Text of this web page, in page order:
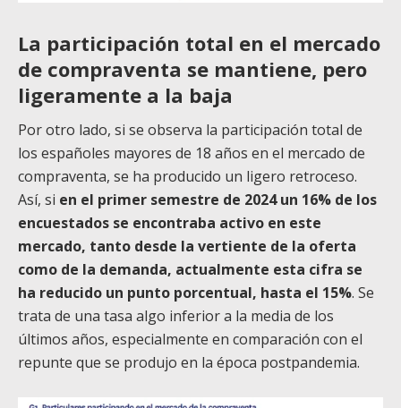
La participación total en el mercado
de compraventa se mantiene, pero
ligeramente a la baja
Por otro lado, si se observa la participación total de
los españoles mayores de 18 años en el mercado de
compraventa, se ha producido un ligero retroceso.
Así, si en el primer semestre de 2024 un 16% de los
encuestados se encontraba activo en este
mercado, tanto desde la vertiente de la oferta
como de la demanda, actualmente esta cifra se
ha reducido un punto porcentual, hasta el 15%. Se
trata de una tasa algo inferior a la media de los
últimos años, especialmente en comparación con el
repunte que se produjo en la época postpandemia.